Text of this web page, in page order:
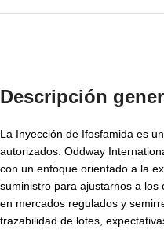
Descripción
La Inyección de Ifosfamida es
autorizados. Oddway
con un enfoque orientado a la
suministro para ajustarnos a
en mercados regulados y
trazabilidad de lotes,